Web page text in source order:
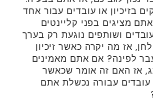
בזיכיון או עובדים עבור אחד
מציגים בפני קליינטים
ושותפים נוגעת רק בערך
אז מה יקרה כאשר זיכיון
לפינה? אם אתם מאמינים
אז האם זה אומר שכאשר
עבורה נכשלת אתם